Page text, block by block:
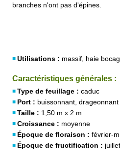
branches n'ont pas d'épines.
Utilisations : massif, haie
Caractéristiques générales :
Type de feuillage : caduc
Port : buissonnant, drageonnant
Taille : 1,50 m x 2 m
Croissance : moyenne
Époque de floraison : février-
Époque de fructification :